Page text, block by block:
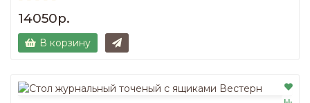
14050р.
В корзину